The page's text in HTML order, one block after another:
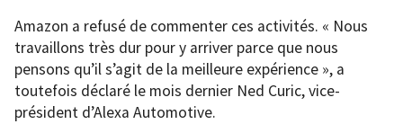
Amazon a refusé de commenter ces activités. « Nous
travaillons très dur pour y arriver parce que nous
pensons qu’il s’agit de la meilleure expérience », a
toutefois déclaré le mois dernier Ned Curic, vice-
président d’Alexa Automotive.